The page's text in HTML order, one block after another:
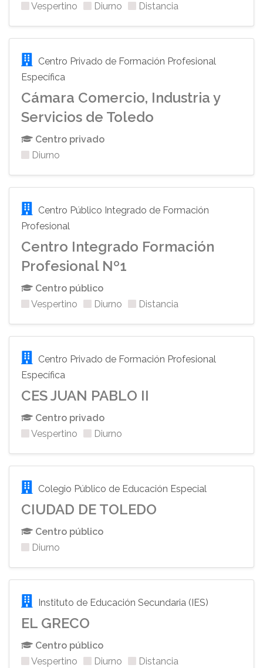
Vespertino
Diurno Distancia
Centro Privado de Formación Profesional
Específica
Cámara Comercio, Industria y
Servicios de Toledo
Centro privado
Diurno
Centro Público Integrado de Formación
Profesional
Centro Integrado Formación
Profesional Nº1
Centro público
Vespertino
Diurno Distancia
Centro Privado de Formación Profesional
Específica
CES JUAN PABLO II
Centro privado
Vespertino
Diurno
Colegio Público de Educación Especial
CIUDAD DE TOLEDO
Centro público
Diurno
Instituto de Educación Secundaria (IES)
EL GRECO
Centro público
Vespertino
Diurno Distancia